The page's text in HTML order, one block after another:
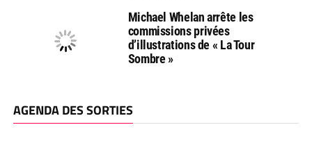
Michael Whelan arrête les
commissions privées
d’illustrations de « La Tour
Sombre »
AGENDA DES SORTIES